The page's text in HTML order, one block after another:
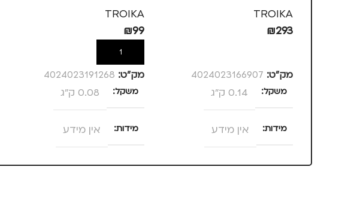
TROIKA
₪293
מק”ט: 4024023166907
משקל 0.14 ק"ג
מידות אין מידע
מותגים TROIKA
TROIKA
₪99
הוספה לסל
מק”ט: 4024023191268
משקל 0.08 ק"ג
מידות אין מידע
צבע ורוד